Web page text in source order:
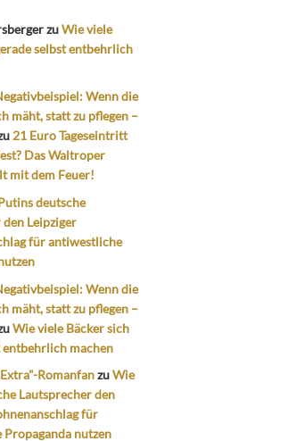
zuWie viele
selbst entbehrlich
Wenn die
mäht, statt zu pflegen –
21 Euro Tageseintritt
Das Waltroper
mit dem Feuer!
deutsche
Leipziger
für antiwestliche
Wenn die
mäht, statt zu pflegen –
Wie viele Bäcker sich
entbehrlich machen
RomanfanzuWie
Lautsprecher den
für
nutzen